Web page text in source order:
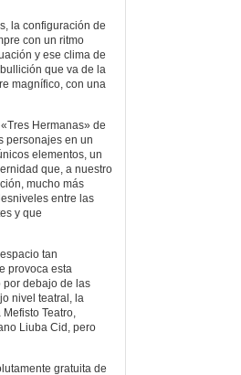
la configuración de
con un ritmo
y ese clima de
que va de la
magnífico, con una
Hermanas» de
personajes en un
elementos, un
que, a nuestro
mucho más
entre las
y que
tan
provoca esta
por debajo de las
nivel teatral, la
Teatro,
Liuba Cid, pero
gratuita de